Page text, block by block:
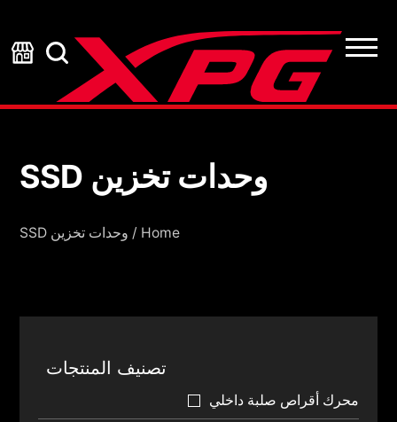
وحدات تخزين SSD
وحدات تخزين SSD
Home
/ وحدات تخزين SSD
تصنيف المنتجات
محرك أقراص صلبة داخلي